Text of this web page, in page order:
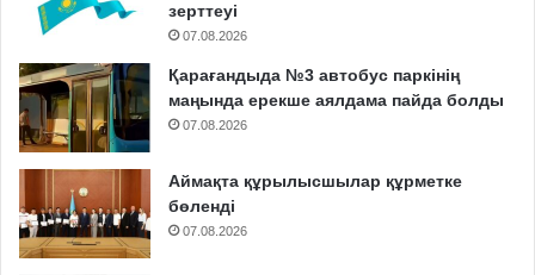
зерттеуі
07.08.2026
Қарағандыда №3 автобус паркінің
маңында ерекше аялдама пайда болды
07.08.2026
Аймақта құрылысшылар құрметке
бөленді
07.08.2026